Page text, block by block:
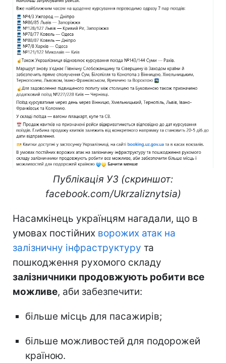
Публікація УЗ (скриншот:
facebook.com/Ukrzaliznytsia)
Насамкінець українцям нагадали, що в
умовах постійних ворожих атак на
залізничну інфраструктуру та
пошкодження рухомого складу
залізничники продовжують робити все
можливе, аби забезпечити:
більше місць для пасажирів;
більше можливостей для подорожей
країною.